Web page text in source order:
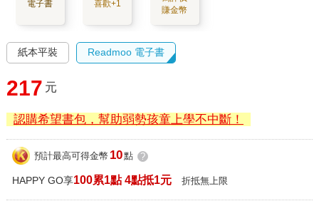
電子書 喜歡+1
賺金幣
紙本平裝 Readmoo 電子書
217 元
認購希望書包，幫助弱勢孩童上學不中斷！
預計最高可得金幣 10點 ?
HAPPY GO享100累1點 4點抵1元 折抵無上限